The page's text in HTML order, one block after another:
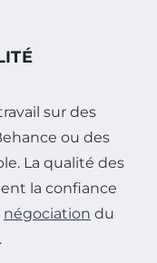
sur des
ou des
La qualité des
la confiance
négociation du
.